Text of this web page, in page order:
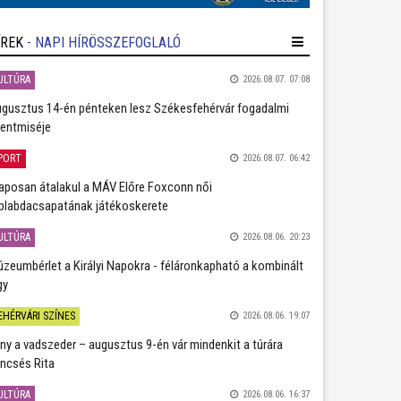
- NAPI HÍRÖSSZEFOGLALÓ
2026.08.07. 07:08
14-én pénteken lesz Székesfehérvár fogadalmi
2026.08.07. 06:42
átalakul a MÁV Előre Foxconn női
játékoskerete
2026.08.06. 20:23
a Királyi Napokra - féláronkapható a kombinált
SZÍNES 2026.08.06. 19:07
a vadszeder – augusztus 9-én vár mindenkit a túrára
Rita
2026.08.06. 16:37